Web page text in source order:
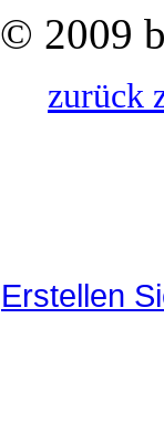
© 2009
zurück
Erstellen